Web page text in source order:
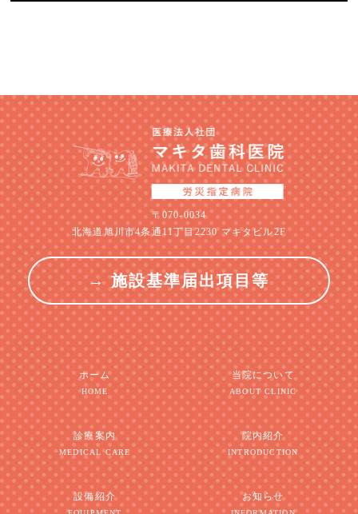
〒070-0034
北海道旭川市4条通11丁目2230 マキタビル2F
→ 施設基準届出項目等
ホーム
HOME
当院について
ABOUT CLINIC
診療案内
MEDICAL CARE
院内紹介
INTRODUCTION
設備紹介 お知らせ